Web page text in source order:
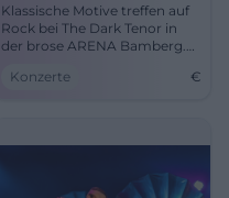
Klassische Motive treffen auf
Rock bei The Dark Tenor in
der brose ARENA Bamberg.
Konzerterlebnis!
Konzerte €